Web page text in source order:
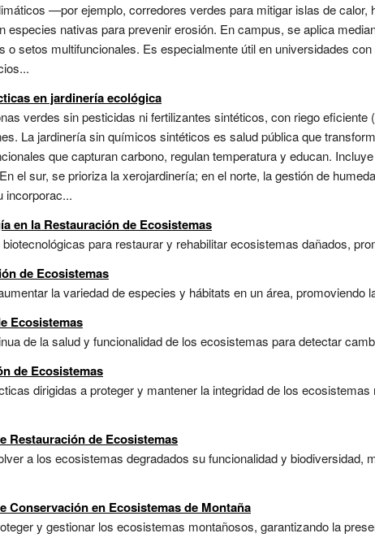
—por ejemplo, corredores verdes para mitigar islas de calor,
especies nativas para prevenir erosión. En campus, se aplica
o setos multifuncionales. Es especialmente útil en universidades
en jardinería ecológica
verdes sin pesticidas ni fertilizantes sintéticos, con riego
La jardinería sin químicos sintéticos es salud pública que
que capturan carbono, regulan temperatura y educan.
el sur, se prioriza la xerojardinería; en el norte, la gestión de
incorporac...
en la Restauración de Ecosistemas
para restaurar y rehabilitar ecosistemas dañados,
de Ecosistemas
la variedad de especies y hábitats en un área, promoviendo
Ecosistemas
de la salud y funcionalidad de los ecosistemas para detectar
de Ecosistemas
dirigidas a proteger y mantener la integridad de los
Restauración de Ecosistemas
a los ecosistemas degradados su funcionalidad y biodiversidad,
Conservación en Ecosistemas de Montaña
y gestionar los ecosistemas montañosos, garantizando la